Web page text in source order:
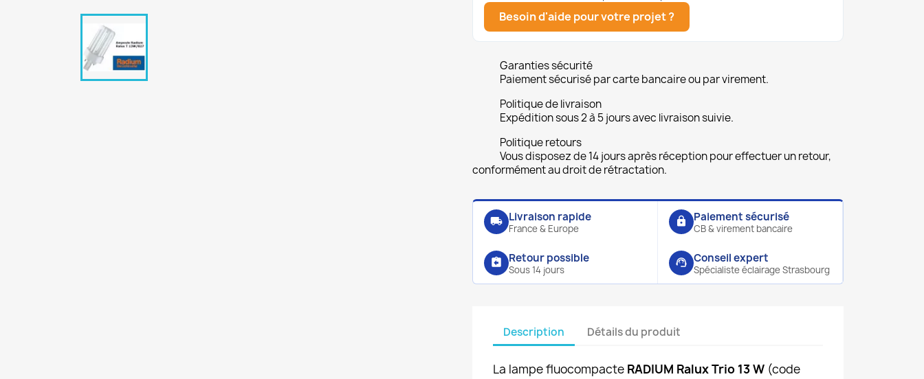
Besoin d'aide pour votre projet ?
Garanties sécurité
Paiement sécurisé par carte bancaire ou par virement.
Politique de livraison
Expédition sous 2 à 5 jours avec livraison suivie.
Politique retours
Vous disposez de 14 jours après réception pour effectuer un retour,
conformément au droit de rétractation.
local_shipping Livraison rapide
France & Europe
lock Paiement sécurisé
CB & virement bancaire
assignment_return Retour possible
Sous 14 jours
support_agent Conseil expert
Spécialiste éclairage Strasbourg
Description Détails du produit
La lampe fluocompacte RADIUM Ralux Trio 13 W (code